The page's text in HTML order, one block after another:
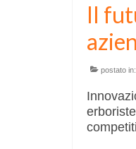
Il
postato in: